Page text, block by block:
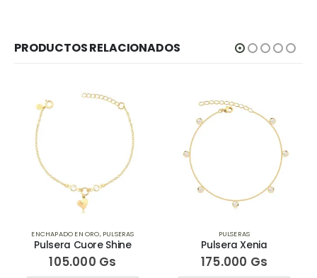
PRODUCTOS RELACIONADOS
ENCHAPADO EN ORO, PULSERAS
Pulsera Cuore Shine
105.000 Gs
PULSERAS
Pulsera Xenia
175.000 Gs